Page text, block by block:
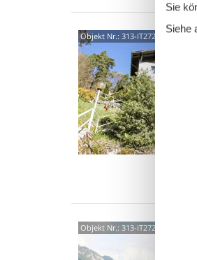
Objekt Nr.: 313-IT2725.370.1
Objekt Nr.: 313-IT2725.350.1
Sie
Siehe